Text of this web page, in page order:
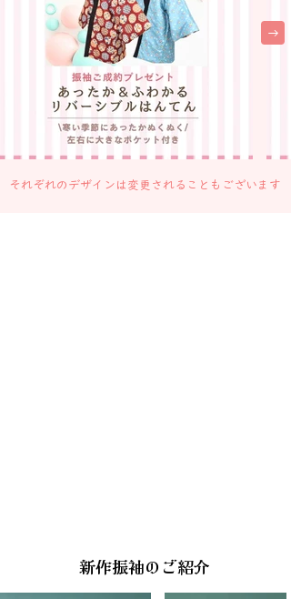
ナリン全開で、いざ挑戦！
実はこの企画…… 「成人式はお金がかか
るもの。だからこそ、少しでもご家族の懐
（ふところ）をあたためてほしい！」 と
いう、オーナーからの 実用的かつ、心の
こもったプレゼントなんです🎁
ー！
それぞれのデザインは変更されることもございます
新作振袖のご紹介
新作振袖のご紹介